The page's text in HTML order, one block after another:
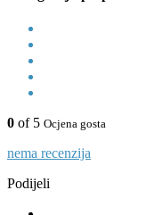
0 of 5 Ocjena gosta
nema recenzija
Podijeli